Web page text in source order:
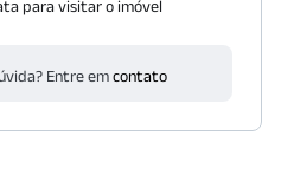
para visitar o imóvel
Entre emcontato